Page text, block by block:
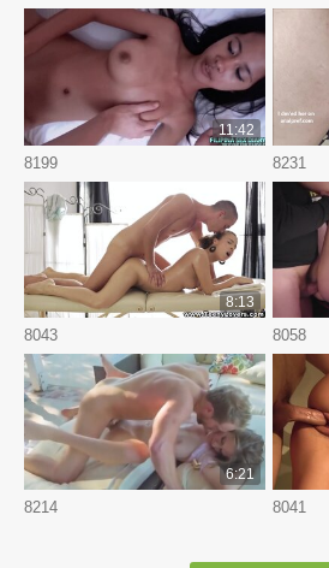
8199
11:42
8231
8043
8:13
8058
8214
6:21
8041